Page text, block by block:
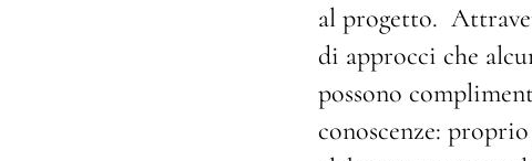
al progetto.
di approcci che
possono
conoscenze: